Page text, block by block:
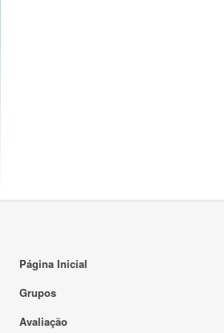
Página Inicial
Grupos
Avaliação